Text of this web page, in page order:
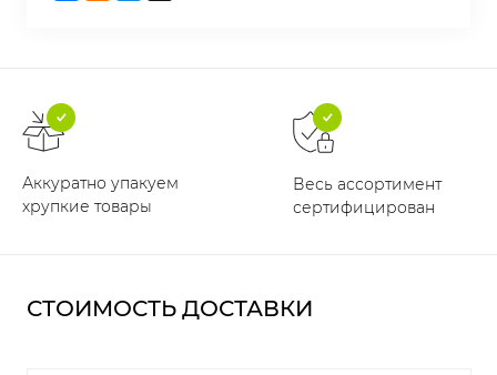
Аккуратно упакуем
хрупкие товары
Весь ассортимент
сертифицирован
СТОИМОСТЬ ДОСТАВКИ